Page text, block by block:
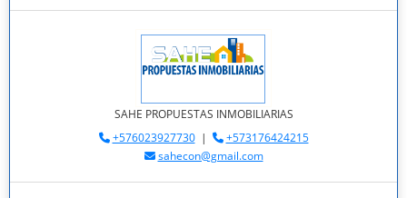
SAHE PROPUESTAS INMOBILIARIAS
+576023927730|
+573176424215
sahecon@gmail.com